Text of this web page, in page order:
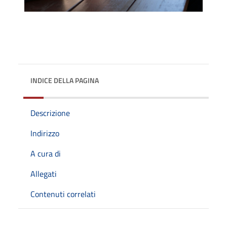
INDICE DELLA PAGINA
Descrizione
Indirizzo
A cura di
Allegati
Contenuti correlati